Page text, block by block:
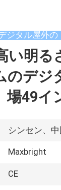
ジタル屋外の
い明る
のデジ
場49イ
シンセン、中
Maxbright
CE